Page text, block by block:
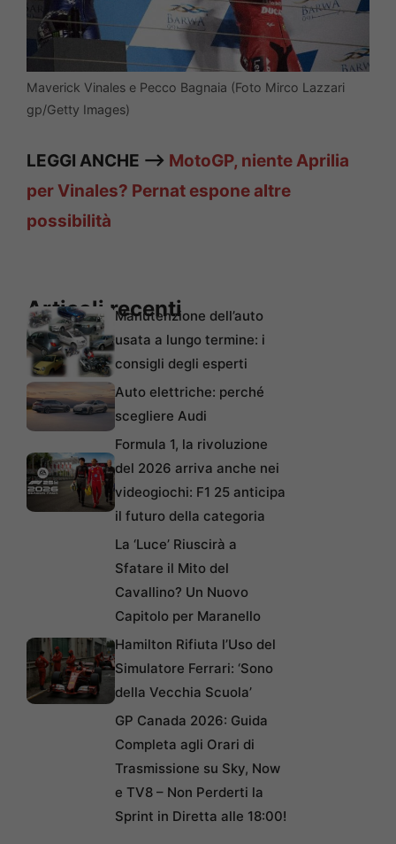
Maverick Vinales e Pecco Bagnaia (Foto Mirco Lazzari
gp/Getty Images)
LEGGI ANCHE —> MotoGP, niente Aprilia
per Vinales? Pernat espone altre
possibilità
Articoli recentiManutenzione dell’auto
usata a lungo termine: i
consigli degli esperti
Auto elettriche: perché
scegliere Audi
Formula 1, la rivoluzione
del 2026 arriva anche nei
videogiochi: F1 25 anticipa
il futuro della categoria
La ‘Luce’ Riuscirà a
Sfatare il Mito del
Cavallino? Un Nuovo
Capitolo per Maranello
Hamilton Rifiuta l’Uso del
Simulatore Ferrari: ‘Sono
della Vecchia Scuola’
GP Canada 2026: Guida
Completa agli Orari di
Trasmissione su Sky, Now
e TV8 – Non Perderti la
Sprint in Diretta alle 18:00!